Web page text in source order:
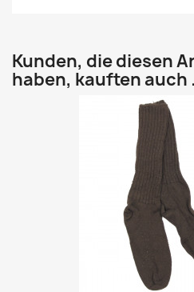
Kunden, die diesen
haben, kauften auch